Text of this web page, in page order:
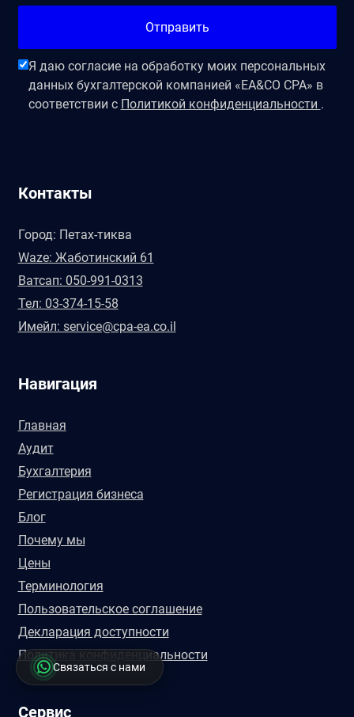
Отправить
Я даю согласие на обработку моих персональных
данных бухгалтерской компанией «EA&CO CPA» в
соответствии с Политикой конфиденциальности .
Контакты
Город: Петах-тиква
Waze: Жаботинский 61
Ватсап: 050-991-0313
Тел: 03-374-15-58
Имейл: service@cpa-ea.co.il
Навигация
Главная
Аудит
Бухгалтерия
Регистрация бизнеса
Блог
Почему мы
Цены
Терминология
Пользовательское соглашение
Декларация доступности
Политика конфиденциальности
Сервис
Связаться с нами